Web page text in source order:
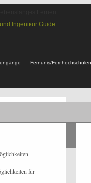
Fernunis/Fernhochschulen
für